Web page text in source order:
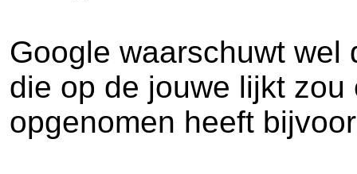
Google waarschuwt
die op de jouwe lijkt
opgenomen heeft